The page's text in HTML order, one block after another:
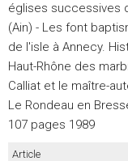
églises successives
(Ain) - Les font
de l'isle à Annecy.
Haut-Rhône des
Calliat et le maître-
Le Rondeau en
107 pages 1989
Article